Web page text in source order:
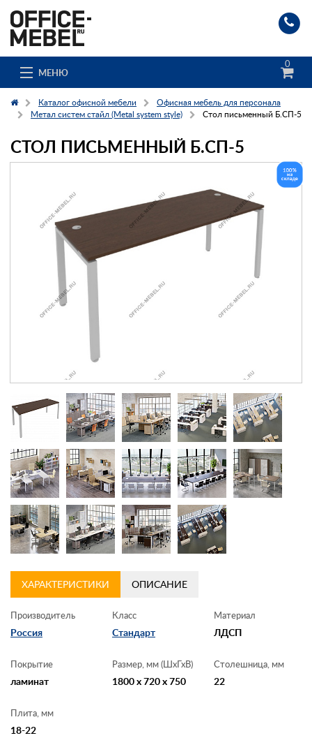
МЕНЮ
0
Каталог
Доставка и сборка
Гос. заказчикам
Клиенты
Заказ каталога
Заказать обратный звонок
Каталог офисной мебели
Офисная мебель для персонала
Метал систем стайл (Metal system style)
Стол письменный Б.СП-5
СТОЛ ПИСЬМЕННЫЙ Б.СП-5
ХАРАКТЕРИСТИКИ ОПИСАНИЕ
Производитель
Россия
Класс
Стандарт
Материал
ЛДСП
Покрытие
ламинат
Размер, мм (ШхГхВ)
1800 x 720 x 750
Столешница, мм
22
Плита, мм
18-22